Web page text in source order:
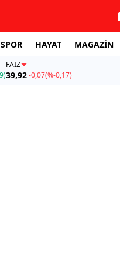
SPOR HAYAT MAGAZİN
FAİZ
39,92-0,07(%-0,17)